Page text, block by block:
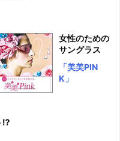
女性のための
サングラス
「美美PIN
K」
⁉